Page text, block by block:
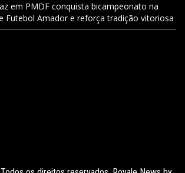
em PMDF conquista bicampeonato na
Futebol Amador e reforça tradição vitoriosa